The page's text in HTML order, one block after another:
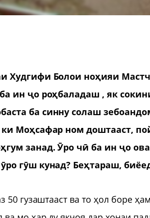
Худгифи Болои ноҳияи
ин ҷо роҳбаладаш , як
ба синну солаш
ки Моҳсафар ном доштааст,
занад. Ӯро чӣ ба ин ҷо
гӯш кунад? Беҳтараш,
50 гузаштааст ва то ҳол боре